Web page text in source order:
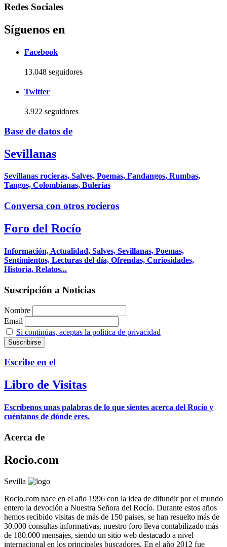
Redes Sociales
Síguenos en
Facebook
13.048 seguidores
Twitter
3.922 seguidores
Base de datos de
Sevillanas
Sevillanas rocieras, Salves, Poemas, Fandangos, Rumbas,
Tangos, Colombianas, Bulerías
Conversa con otros rocieros
Foro del Rocío
Información, Actualidad, Salves, Sevillanas, Poemas,
Sentimientos, Lecturas del día, Ofrendas, Curiosidades,
Historia, Relatos...
Suscripción a Noticias
Nombre
Email
Si continúas, aceptas la política de privacidad
Escribe en el
Libro de Visitas
Escríbenos unas palabras de lo que sientes acerca del Rocío y
cuéntanos de dónde eres.
Acerca de
Rocio.com
Sevilla
Rocio.com nace en el año 1996 con la idea de difundir por el mundo
entero la devoción a Nuestra Señora del Rocío. Durante estos años
hemos recibido visitas de más de 150 paises, se han resuelto más de
30.000 consultas informativas, nuestro foro lleva contabilizado más
de 180.000 mensajes, siendo un sitio web destacado a nivel
internacional en los principales buscadores. En el año 2012 fue